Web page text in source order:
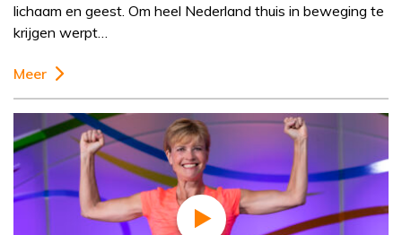
lichaam en geest. Om heel Nederland thuis in beweging te
krijgen werpt…
Meer